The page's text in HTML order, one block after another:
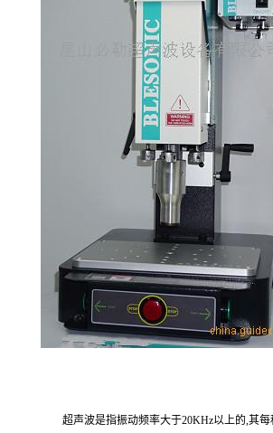
超声波是指振动频率大于20KHz以上的,其每